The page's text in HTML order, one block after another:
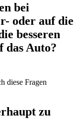
bei
oder auf die
besseren
das Auto?
diese Fragen
zu